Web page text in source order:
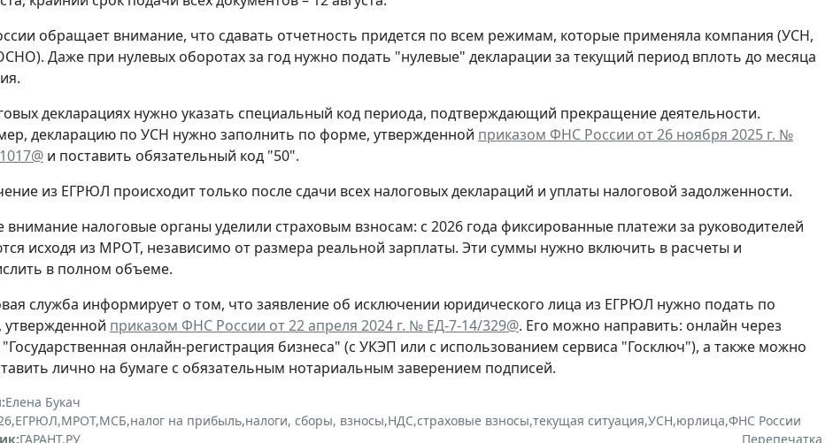
обращает внимание, что сдавать отчетность придется по всем режимам, которые применяла компания (УСН,
Даже при нулевых оборотах за год нужно подать "нулевые" декларации за текущий период вплоть до месяца
декларациях нужно указать специальный код периода, подтверждающий прекращение деятельности.
декларацию по УСН нужно заполнить по форме, утвержденной приказом ФНС России от 26 ноября 2025 г. №
и поставить обязательный код "50".
из ЕГРЮЛ происходит только после сдачи всех налоговых деклараций и уплаты налоговой задолженности.
внимание налоговые органы уделили страховым взносам: с 2026 года фиксированные платежи за руководителей
исходя из МРОТ, независимо от размера реальной зарплаты. Эти суммы нужно включить в расчеты и
в полном объеме.
служба информирует о том, что заявление об исключении юридического лица из ЕГРЮЛ нужно подать по
приказом ФНС России от 22 апреля 2024 г. № ЕД-7-14/329@. Его можно направить: онлайн через
"Государственная онлайн-регистрация бизнеса" (с УКЭП или с использованием сервиса "Госключ"), а также можно
лично на бумаге с обязательным нотариальным заверением подписей.
Елена Букач
,ЕГРЮЛ,МРОТ,МСБ,налог на прибыль,налоги, сборы, взносы,НДС,страховые взносы,текущая ситуация,УСН,юрлица,ФНС России
ГАРАНТ.РУ Перепечатка